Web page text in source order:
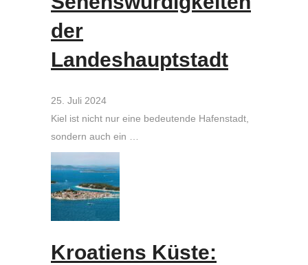
der
Landeshauptstadt
25. Juli 2024
Kiel ist nicht nur eine bedeutende Hafenstadt,
sondern auch ein …
Kroatiens Küste: